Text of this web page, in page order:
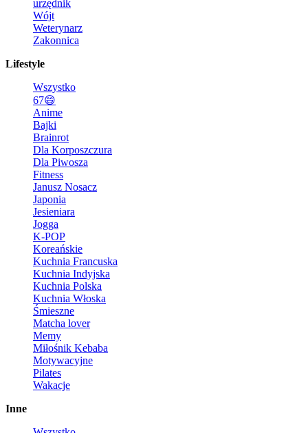
urzędnik
Wójt
Weterynarz
Zakonnica
Lifestyle
Wszystko
67😄
Anime
Bajki
Brainrot
Dla Korposzczura
Dla Piwosza
Fitness
Janusz Nosacz
Japonia
Jesieniara
Jogga
K-POP
Koreańskie
Kuchnia Francuska
Kuchnia Indyjska
Kuchnia Polska
Kuchnia Włoska
Śmieszne
Matcha lover
Memy
Miłośnik Kebaba
Motywacyjne
Pilates
Wakacje
Inne